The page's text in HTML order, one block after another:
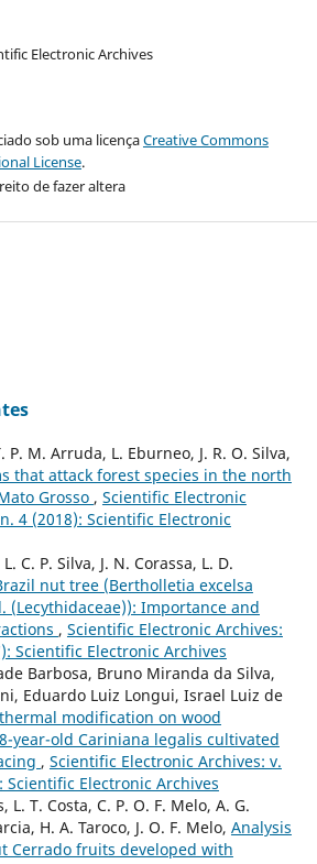
Electronic Archives
sob uma licençaCreative Commons
License.
de fazer altera
P. M. Arruda, L. Eburneo, J. R. O. Silva,
that attack forest species in the north
Grosso , Scientific Electronic
4 (2018): Scientific Electronic
C. P. Silva, J. N. Corassa, L. D.
nut tree (Bertholletia excelsa
(Lecythidaceae)): Importance and
, Scientific Electronic Archives:
Scientific Electronic Archives
Barbosa, Bruno Miranda da Silva,
Eduardo Luiz Longui, Israel Luiz de
modification on wood
year-old Cariniana legalis cultivated
, Scientific Electronic Archives: v.
Scientific Electronic Archives
L. T. Costa, C. P. O. F. Melo, A. G.
H. A. Taroco, J. O. F. Melo, Analysis
Cerrado fruits developed with